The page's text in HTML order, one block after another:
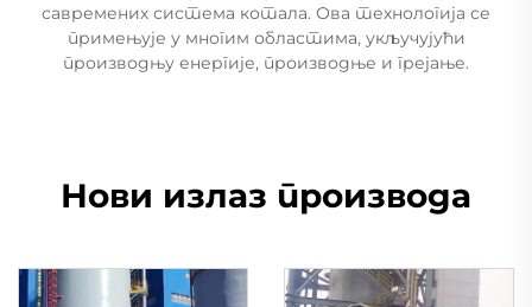
савремених система котала. Ова технологија се
примењује у многим областима, укључујући
производњу енергије, производње и грејање.
Нови излаз производа